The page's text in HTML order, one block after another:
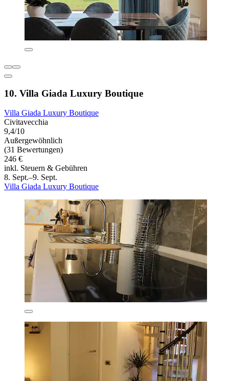
10. Villa Giada Luxury Boutique
Villa Giada Luxury Boutique
Civitavecchia
9,4/10
Außergewöhnlich
(31 Bewertungen)
246 €
inkl. Steuern & Gebühren
8. Sept.–9. Sept.
Villa Giada Luxury Boutique